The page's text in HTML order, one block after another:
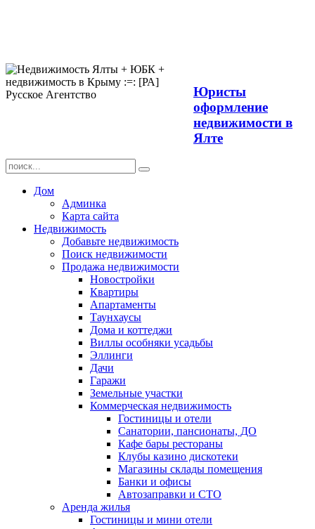
Юристы
оформление
недвижимости в
Ялте
Дом
Админка
Карта сайта
Недвижимость
Добавьте недвижимость
Поиск недвижимости
Продажа недвижимости
Новостройки
Квартиры
Апартаменты
Таунхаусы
Дома и коттеджи
Виллы особняки усадьбы
Эллинги
Дачи
Гаражи
Земельные участки
Коммерческая недвижимость
Гостиницы и отели
Санатории, пансионаты, ДО
Кафе бары рестораны
Клубы казино дискотеки
Магазины склады помещения
Банки и офисы
Автозаправки и СТО
Аренда жилья
Гостиницы и мини отели